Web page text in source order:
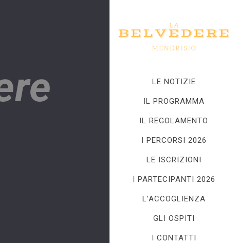
LE NOTIZIE
IL PROGRAMMA
IL REGOLAMENTO
I PERCORSI 2026
LE ISCRIZIONI
I PARTECIPANTI 2026
L’ACCOGLIENZA
GLI OSPITI
I CONTATTI